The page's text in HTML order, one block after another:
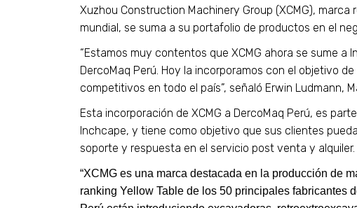
Xuzhou Construction Machinery Group (XCMG),
mundial, se suma a su portafolio de productos en el
“Estamos muy contentos que XCMG ahora se sume
DercoMaq Perú. Hoy la incorporamos con el objetivo
competitivos en todo el país”, señaló Erwin Ludmann,
Esta incorporación de XCMG a DercoMaq Perú, es
Inchcape, y tiene como objetivo que sus clientes
soporte y respuesta en el servicio post venta y alquiler.
“XCMG es una marca destacada en la producción de
ranking Yellow Table de los 50 principales fabricantes